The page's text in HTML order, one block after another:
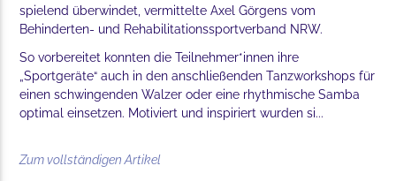
spielend überwindet, vermittelte Axel Görgens vom
Behinderten- und Rehabilitationssportverband NRW.
So vorbereitet konnten die Teilnehmer*innen ihre
„Sportgeräte“ auch in den anschließenden Tanzworkshops für
einen schwingenden Walzer oder eine rhythmische Samba
optimal einsetzen. Motiviert und inspiriert wurden si...
Zum vollständigen Artikel